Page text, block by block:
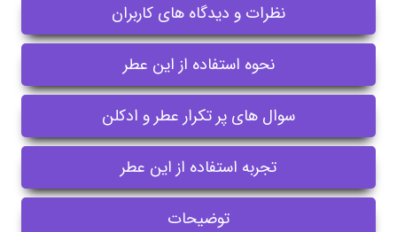
نظرات و دیدگاه های کاربران
نحوه استفاده از این عطر
سوال های پر تکرار عطر و ادکلن
تجربه استفاده از این عطر
توضیحات